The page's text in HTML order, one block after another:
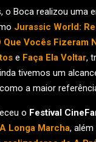
o Boca realizou uma
Jurassic World:
Que Vocês Fizeram
e Faça Ela Voltar,
tivemos um
a maior
o Festival
A Longa Marcha, além